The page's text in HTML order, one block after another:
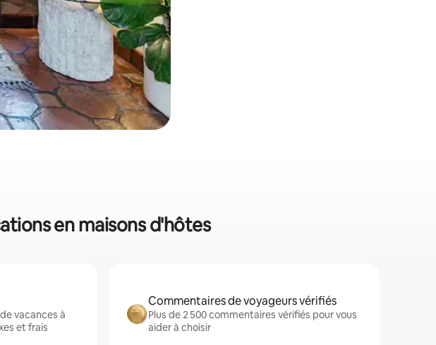
en maisons d'hôtes
vacances à
et frais
Commentaires de voyageurs vérifiés
Plus de 2 500 commentaires vérifiés pour vous
aider à choisir